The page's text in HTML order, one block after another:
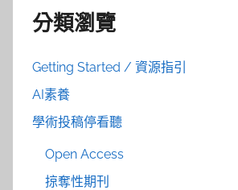
分類瀏覽
Getting Started / 資源指引
AI素養
學術投稿停看聽
Open Access
掠奪性期刊